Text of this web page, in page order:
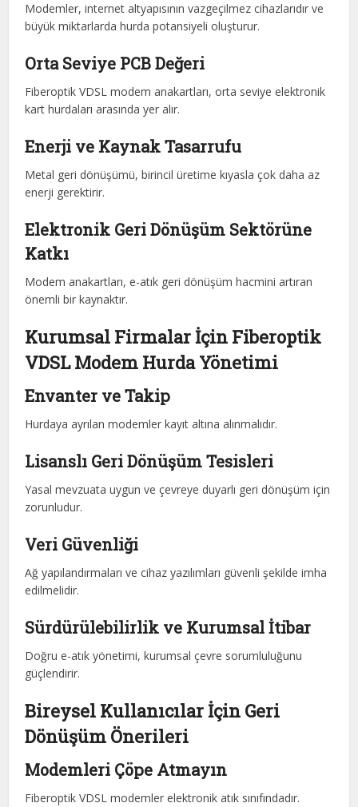
Modemler, internet altyapısının vazgeçilmez cihazlarıdır ve
büyük miktarlarda hurda potansiyeli oluşturur.
Orta Seviye PCB Değeri
Fiberoptik VDSL modem anakartları, orta seviye elektronik
kart hurdaları arasında yer alır.
Enerji ve Kaynak Tasarrufu
Metal geri dönüşümü, birincil üretime kıyasla çok daha az
enerji gerektirir.
Elektronik Geri Dönüşüm Sektörüne
Katkı
Modem anakartları, e-atık geri dönüşüm hacmini artıran
önemli bir kaynaktır.
Kurumsal Firmalar İçin Fiberoptik
VDSL Modem Hurda Yönetimi
Envanter ve Takip
Hurdaya ayrılan modemler kayıt altına alınmalıdır.
Lisanslı Geri Dönüşüm Tesisleri
Yasal mevzuata uygun ve çevreye duyarlı geri dönüşüm için
zorunludur.
Veri Güvenliği
Ağ yapılandırmaları ve cihaz yazılımları güvenli şekilde imha
edilmelidir.
Sürdürülebilirlik ve Kurumsal İtibar
Doğru e-atık yönetimi, kurumsal çevre sorumluluğunu
güçlendirir.
Bireysel Kullanıcılar İçin Geri
Dönüşüm Önerileri
Modemleri Çöpe Atmayın
Fiberoptik VDSL modemler elektronik atık sınıfındadır.